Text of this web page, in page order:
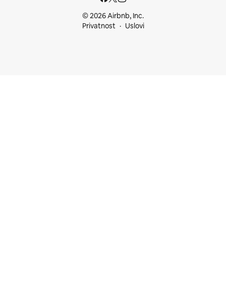
© 2026 Airbnb, Inc.
Privatnost
Uslovi